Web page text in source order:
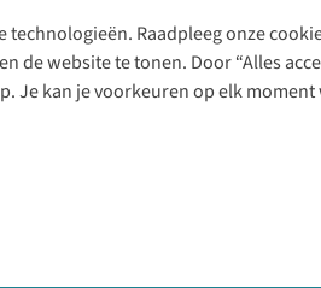
Raadpleeg onze
website te tonen. Door “Alles
Je kan je voorkeuren op elk